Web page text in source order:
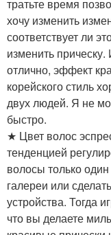
тратьте время
хочу изменить
соответствует ли
изменить
отлично, эффект
корейского стиль
двух людей. Я не
быстро.
★ Цвет волос
тенденцией
волосы только
галереи или
устройства. Тогда
что вы делаете